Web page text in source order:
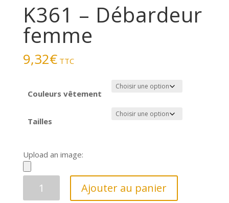
K361 – Débardeur
femme
9,32€ TTC
Couleurs vêtement
Tailles
Upload an image:
Ajouter au panier